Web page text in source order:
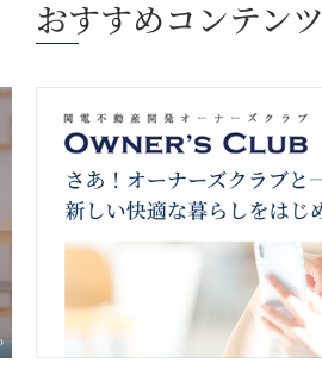
おすすめコンテンツ